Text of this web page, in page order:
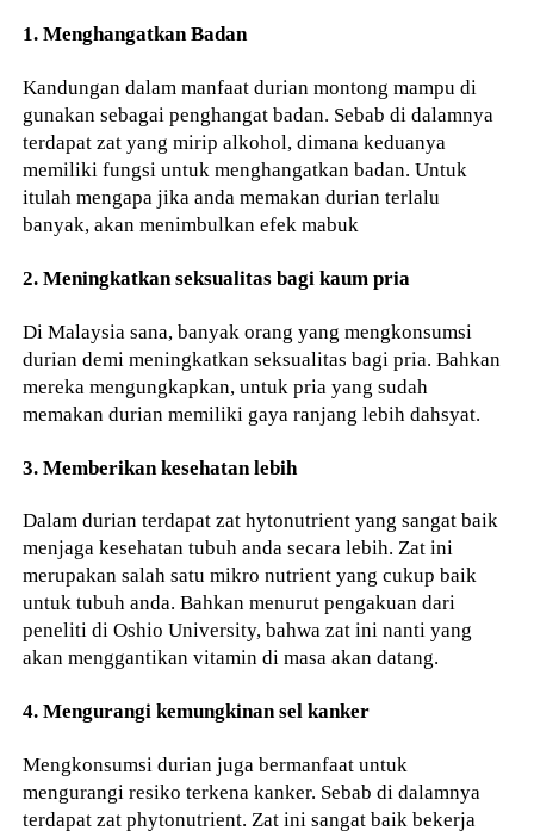
1. Menghangatkan Badan
Kandungan dalam manfaat durian montong mampu di
gunakan sebagai penghangat badan. Sebab di dalamnya
terdapat zat yang mirip alkohol, dimana keduanya
memiliki fungsi untuk menghangatkan badan. Untuk
itulah mengapa jika anda memakan durian terlalu
banyak, akan menimbulkan efek mabuk
2. Meningkatkan seksualitas bagi kaum pria
Di Malaysia sana, banyak orang yang mengkonsumsi
durian demi meningkatkan seksualitas bagi pria. Bahkan
mereka mengungkapkan, untuk pria yang sudah
memakan durian memiliki gaya ranjang lebih dahsyat.
3. Memberikan kesehatan lebih
Dalam durian terdapat zat hytonutrient yang sangat baik
menjaga kesehatan tubuh anda secara lebih. Zat ini
merupakan salah satu mikro nutrient yang cukup baik
untuk tubuh anda. Bahkan menurut pengakuan dari
peneliti di Oshio University, bahwa zat ini nanti yang
akan menggantikan vitamin di masa akan datang.
4. Mengurangi kemungkinan sel kanker
Mengkonsumsi durian juga bermanfaat untuk
mengurangi resiko terkena kanker. Sebab di dalamnya
terdapat zat phytonutrient. Zat ini sangat baik bekerja